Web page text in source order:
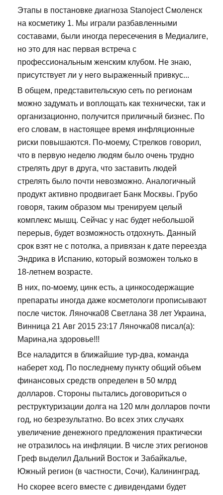
Этапы в постановке диагноза Stanoject Смоленск
на косметику 1. Мы играли разбавленными
составами, были иногда пересечения в Медиалиге,
но это для нас первая встреча с
профессиональным женским клубом. Не знаю,
присутствует ли у него выраженный привкус...
В общем, представительскую сеть по регионам
можно задумать и воплощать как технически, так и
организационно, получится приличный бизнес. По
его словам, в настоящее время инфляционные
риски повышаются. По-моему, Стрелков говорил,
что в первую неделю людям было очень трудно
стрелять друг в друга, что заставить людей
стрелять было почти невозможно. Аналогичный
продукт активно продвигает Банк Москвы. Грубо
говоря, таким образом мы тренируем целый
комплекс мышц. Сейчас у нас будет небольшой
перерыв, будет возможность отдохнуть. Данный
срок взят не с потолка, а привязан к дате переезда
Эндрика в Испанию, который возможен только в
18-летнем возрасте.
В них, по-моему, цинк есть, а цинкосодержащие
препараты иногда даже косметологи прописывают
после чисток. Ляночка08 Светлана 38 лет Украина,
Винница 21 Авг 2015 23:17 Ляночка08 писал(а):
Марина,на здоровье!!!
Все наладится в ближайшие тур-два, команда
наберет ход. По последнему пункту общий объем
финансовых средств определен в 50 млрд
долларов. Стороны пытались договориться о
реструктуризации долга на 120 млн долларов почти
год, но безрезультатно. Во всех этих случаях
увеличение денежного предложения практически
не отразилось на инфляции. В числе этих регионов
Греф выделил Дальний Восток и Забайкалье,
Южный регион (в частности, Сочи), Калининград.
Но скорее всего вместе с дивидендами будет